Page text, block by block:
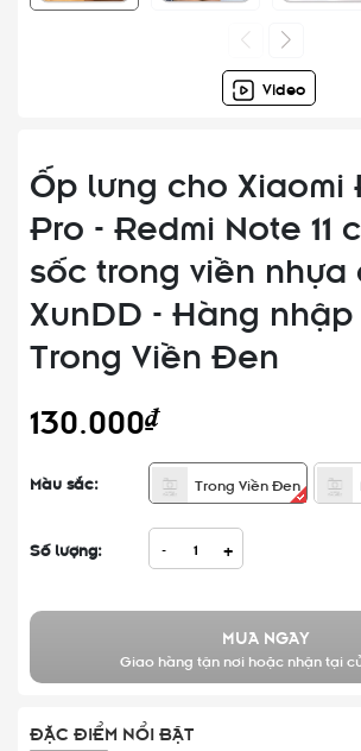
Video
Ốp lưng cho Xiaomi
Pro - Redmi Note 11
sốc trong viền nhựa
XunDD - Hàng
Trong Viền Đen
130.000₫
Màu sắc: Trong Viền Đen
Số lượng: - +
MUA NGAY
Giao hàng tận nơi hoặc nhận tại
ĐẶC ĐIỂM NỔI BẬT